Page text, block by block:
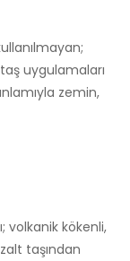
uygulamaları
zemin,
volkanik kökenli,
taşından